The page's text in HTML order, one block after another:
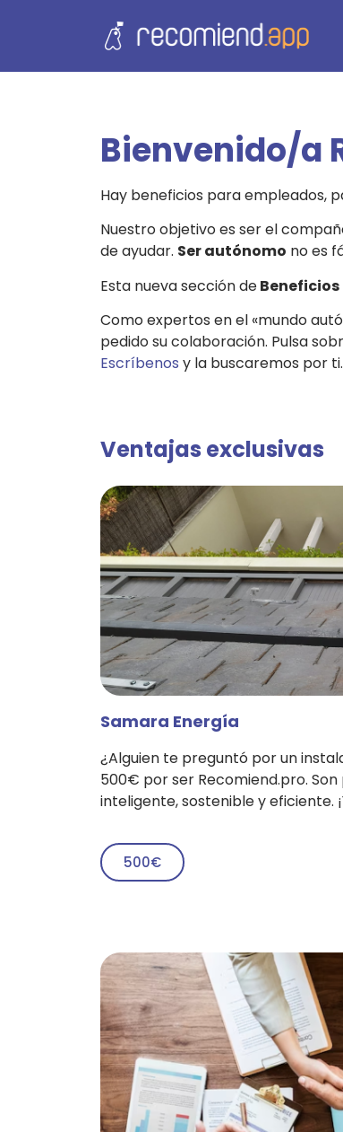
Bienvenido/a
Hay beneficios para empleados,
Nuestro objetivo es ser el
de ayudar. Ser autónomo no es
Esta nueva sección de
Como expertos en el «mundo
pedido su colaboración. Pulsa
Escríbenos y la buscaremos por ti.
Ventajas exclusivas
Samara Energía
¿Alguien te preguntó por un
500€ por ser Recomiend.pro.
inteligente, sostenible y eficiente.
500€